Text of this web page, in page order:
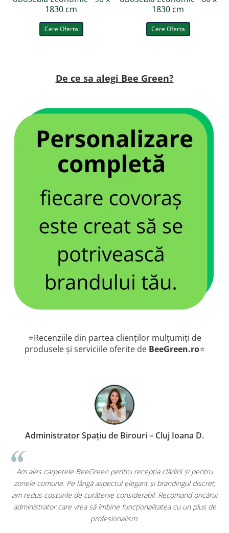
1830 cm
Cere Oferta
1830 cm
Cere Oferta
De ce sa alegi Bee Green?
⭐Recenziile din partea clienților mulțumiți de
produsele și serviciile oferite de BeeGreen.ro⭐
Spațiu de Birouri – Cluj Ioana D.
BeeGreen pentru recepția clădirii și pentru
Pe lângă aspectul elegant și brandingul discret,
de curățenie considerabil. Recomand oricărui
vrea să îmbine funcționalitatea cu un plus de
Proprietar
Primul lucru pe
imprimat pe
extrem de
păstrează